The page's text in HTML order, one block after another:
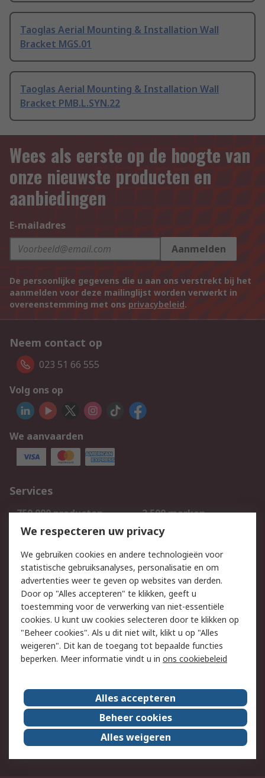
Taoglas Aerial Mounting & Installation Wall
Bracket MGS.01
Taoglas Aerial Mounting & Installation Wall
Bracket PMB.L.SYN.22
Wees als eerste op de hoogte van
onze nieuwste producten en
aanbiedingen
E-mailadres
Aanmelden
De persoonlijke gegevens die u aan ons verstrekt bij het
aanmelden voor deze mailinglijst worden verwerkt in
overeenstemming met ons privacybeleid.
Neem contact op
023 51 66 555
Volg ons op
We aanvaarden
Services
750.000 producten
2.500 merken
Bestellen
Inkoopoplossingen
Track & Trace
Wettelijk
Cookiebeleid
Email veiligheid
Privacybeleid
Websitevoorwaarden
Algemene
verkoopvoorwaarden
Over RS
RS Group
Over ons
RS wereldwijd
Werken bij RS
ESG
We respecteren uw privacy
We gebruiken cookies en andere technologieën voor
statistische gebruiksanalyses, personalisatie en om
advertenties weer te geven op websites van derden.
Door op "Alles accepteren" te klikken, geeft u
toestemming voor de verwerking van niet-essentiële
cookies. U kunt uw cookies selecteren door te klikken op
"Beheer cookies". Als u dit niet wilt, klikt u op "Alles
weigeren". Dit kan de toegang tot bepaalde functies
beperken. Meer informatie vindt u in ons cookiebeleid
Alles accepteren
Beheer cookies
Alles weigeren